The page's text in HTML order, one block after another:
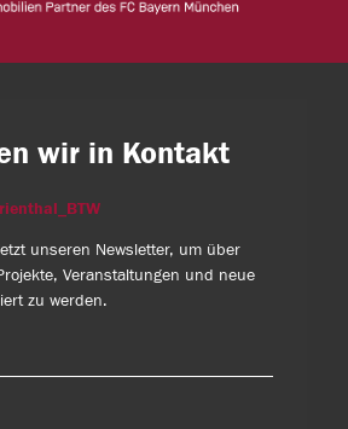
wir in Kontakt
unseren Newsletter, um über
Veranstaltungen und neue
zu werden.